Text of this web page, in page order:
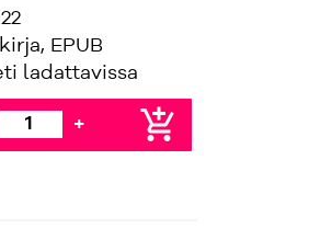
EPUB
ladattavissa
+ add_shopping_cart